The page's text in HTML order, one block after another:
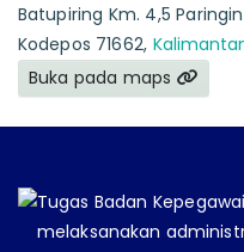
Batupiring Km. 4,5
Kodepos 71662,
Buka pada maps
Tugas Badan
melaksanakan